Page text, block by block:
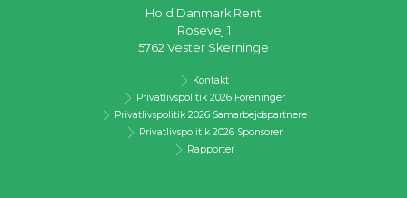
Hold Danmark Rent
Rosevej 1
5762 Vester Skerninge
Kontakt
Privatlivspolitik 2026 Foreninger
Privatlivspolitik 2026 Samarbejdspartnere
Privatlivspolitik 2026 Sponsorer
Rapporter